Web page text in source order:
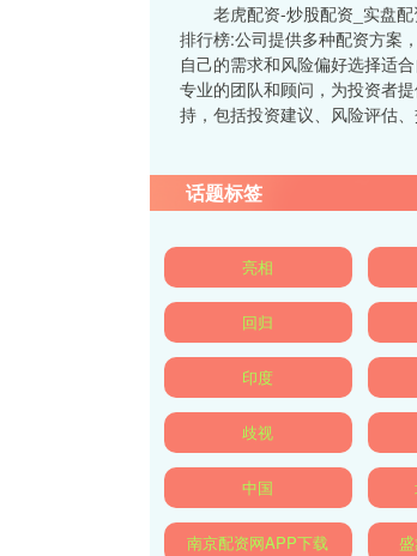
老虎配资-炒股配资_实盘
排行榜:公司提供多种配资方案
自己的需求和风险偏好选择适
专业的团队和顾问，为投资者
持，包括投资建议、风险评估、
话题标签
亮相
回归
印度
歧视
中国
南京配资网APP下载